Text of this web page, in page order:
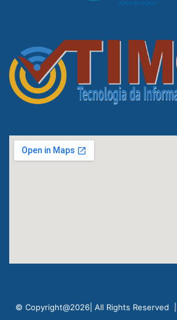
© Copyright@2026| All Rights Reserved |